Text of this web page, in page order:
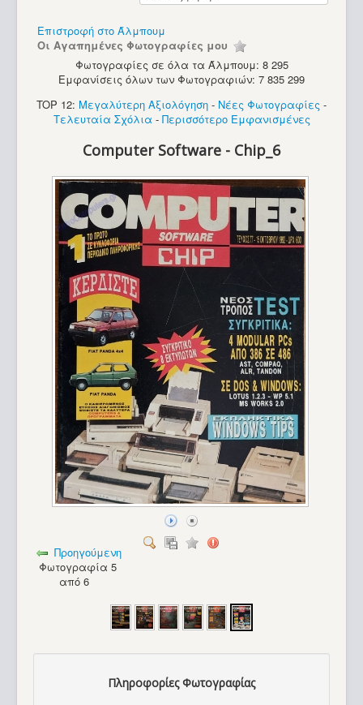
Commodore VIC-20 (2)
Επιστροφή στο Άλμπουμ
Οι Αγαπημένες Φωτογραφίες μου
Φωτογραφίες σε όλα τα Άλμπουμ: 8 295
Εμφανίσεις όλων των Φωτογραφιών: 7 835 299
TOP 12: Μεγαλύτερη Αξιολόγηση - Νέες Φωτογραφίες -
Τελευταία Σχόλια - Περισσότερο Εμφανισμένες
Computer Software - Chip_6
Προηγούμενη
Φωτογραφία 5
από 6
Πληροφορίες Φωτογραφίας